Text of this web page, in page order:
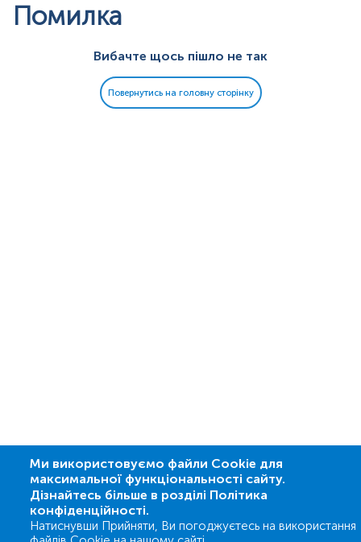
Помилка
Вибачте щось пішло не так
Повернутись на головну сторінку
Ми використовуємо файли Cookie для
максимальної функціональності сайту.
Дізнайтесь більше в розділі Політика
конфіденційності.
Натиснувши Прийняти, Ви погоджуєтесь на використання